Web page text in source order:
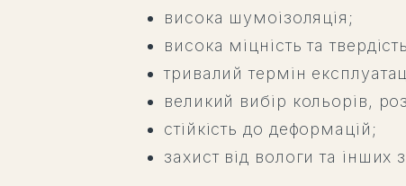
висока шумоізоляція;
висока міцність та
тривалий термін
великий вибір кольорів,
стійкість до деформацій;
захист від вологи та інших